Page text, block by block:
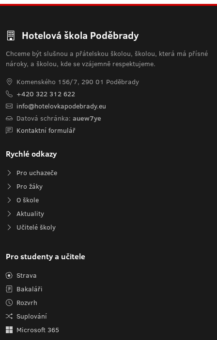
Hotelová škola Poděbrady
Chceme být slušnou a přátelskou školou, školou, která má přísné
nároky, a školou, kde se vzájemně respektujeme.
Komenského 156/7, 290 01 Poděbrady
+420 322 312 622
info@hotelovkapodebrady.eu
Datová schránka: auew7ye
Kontaktní formulář
Rychlé odkazy
Pro uchazeče
Pro žáky
O škole
Aktuality
Učitelé školy
Pro studenty a učitele
Strava
Bakaláři
Rozvrh
Suplování
Microsoft 365